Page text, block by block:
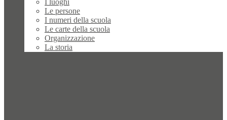
I luoghi
Le persone
I numeri della scuola
Le carte della scuola
Organizzazione
La storia